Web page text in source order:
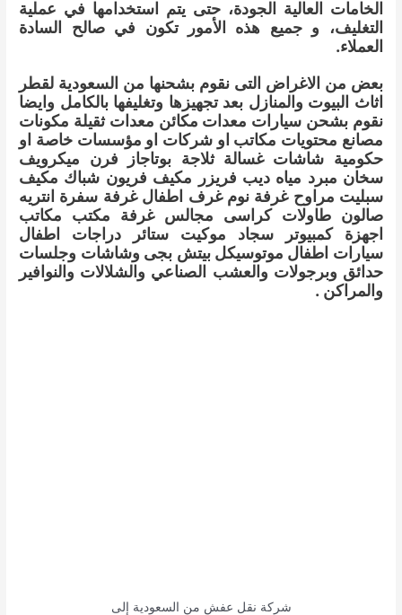
الخامات العالية الجودة، حتى يتم استخدامها في عملية
التغليف، و جميع هذه الأمور تكون في صالح السادة
العملاء.
بعض من الاغراض التى نقوم بشحنها من السعودية لقطر
اثاث البيوت والمنازل بعد تجهيزها وتغليفها بالكامل وايضا
نقوم بشحن سيارات معدات مكائن معدات ثقيلة مكونات
مصانع محتويات مكاتب او شركات او مؤسسات خاصة او
حكومية شاشات غسالة ثلاجة بوتاجاز فرن ميكرويف
سخان مبرد مياه ديب فريزر مكيف فريون شباك مكيف
سبليت مراوح غرفة نوم غرف اطفال غرفة سفرة انتريه
صالون طاولات كراسى مجالس غرفة مكتب مكاتب
اجهزة كمبيوتر سجاد موكيت ستائر دراجات اطفال
سيارات اطفال موتوسيكل بيتش بجى وشاشات وجلسات
حدائق وبرجولات والعشب الصناعي والشلالات والنوافير
والمراكن .
شركة نقل عفش من السعودية إلى